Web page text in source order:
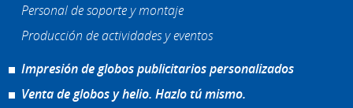
Personal de soporte y montaje
Producción de actividades y eventos
Impresión de globos publicitarios personalizados
Venta de globos y helio. Hazlo tú mismo.